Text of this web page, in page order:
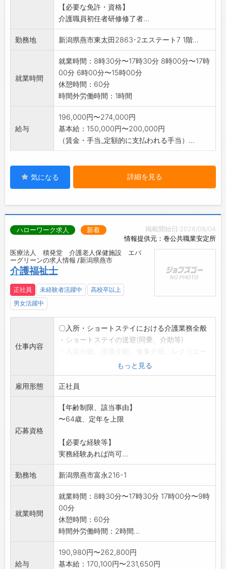
丁寧にサポートして
いきますのでご安心ください
※応募前の職場見学可能です(ハローワークで相
談後)
【必要な免許・資格】
介護職員初任者研修修了者...
勤務地 新潟県燕市東太田2863-2エステート7 1階...
就業時間
就業時間：8時30分〜17時30分 8時00分〜17時
00分 6時00分〜15時00分
休憩時間：60分
時間外労働時間：1時間
給与
196,000円〜274,000円
基本給：150,000円〜200,000円
（賃金・手当_定額的に支払われる手当）...
気になる 詳細を見る
掲載開始日:2026/08/04
情報提供元：巻公共職業安定所
ハローワーク求人 新着
医療法人 積発堂 介護老人保健施設 エバ
ーグリーンの求人情報 /新潟県燕市
介護福祉士
正社員 未経験者活躍中
高校卒以上
男女活躍中
仕事内容
〇入所・ショートステイにおける介護業務全般
・ショートステイの送迎(同乗、介助等)
ションや体操の実施
・在宅復帰に向けての支援
*92名の利用者に対し、夜勤は看護職1名・介護
職4名で担当し
ます
*ブランクのある方も歓迎、安心サポート致しま
*応募前職場見学希望の方はハローワークへご相
談ください
変更範囲:法人の定める業務
もっと見る
雇用形態 正社員
応募資格
【年齢制限、該当事由】
〜64歳、定年を上限
【必要な経験等】
実務経験あれば尚可...
勤務地 新潟県燕市富永216-1
就業時間
就業時間：8時30分〜17時30分 17時00分〜9時
00分
休憩時間：60分
時間外労働時間：2時間...
給与
190,980円〜262,800円
基本給：170,100円〜231,650円